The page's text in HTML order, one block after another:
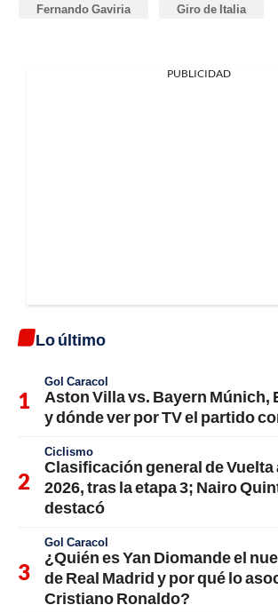
Fernando Gaviria Giro de Italia
PUBLICIDAD
Lo último
Gol Caracol
Aston Villa vs. Bayern Múnich,
y dónde ver por TV el partido
Ciclismo
Clasificación general de Vuelta
2026, tras la etapa 3; Nairo
destacó
Gol Caracol
¿Quién es Yan Diomande el
de Real Madrid y por qué lo
Cristiano Ronaldo?